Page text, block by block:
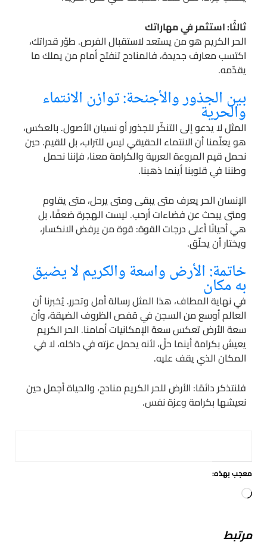
ثالثًا: استثمر في مهاراتك
الحر الكريم هو من يستعد لاستقبال الفرص. طوّر قدراتك،
اكتسب معارف جديدة، فالمنادح تنفتح أمام من يملك ما
يقدّمه.
بين الجذور والأجنحة: توازن الانتماء
والحرية
المثل لا يدعو إلى التنكّر للجذور أو نسيان الأصول. بالعكس،
هو يعلّمنا أن الانتماء الحقيقي ليس للتراب، بل للقيم. حين
نحمل قيم المروءة العربية والكرامة معنا، فإننا نحمل
وطننا في قلوبنا أينما ذهبنا.
الإنسان الحر يعرف متى يبقى ومتى يرحل، متى يقاوم
ومتى يبحث عن فضاءات أرحب. ليست الهجرة ضعفًا، بل
هي أحيانًا أعلى درجات القوة: قوة من يرفض الانكسار،
ويختار أن يحلّق.
خاتمة: الأرض واسعة والكريم لا يضيق
به مكان
في نهاية المطاف، هذا المثل رسالة أمل وتحرر. يُخبرنا أن
العالم أوسع من السجن في قفص الظروف الضيقة، وأن
سعة الأرض تعكس سعة الإمكانيات أمامنا. الحر الكريم
يعيش بكرامة أينما حلّ، لأنه يحمل عزته في داخله، لا في
المكان الذي يقف عليه.
فلنتذكر دائمًا: الأرض للحر الكريم منادح، والحياة أجمل حين
نعيشها بكرامة وعزة نفس.
معجب بهذه:
جاري
مرتبط